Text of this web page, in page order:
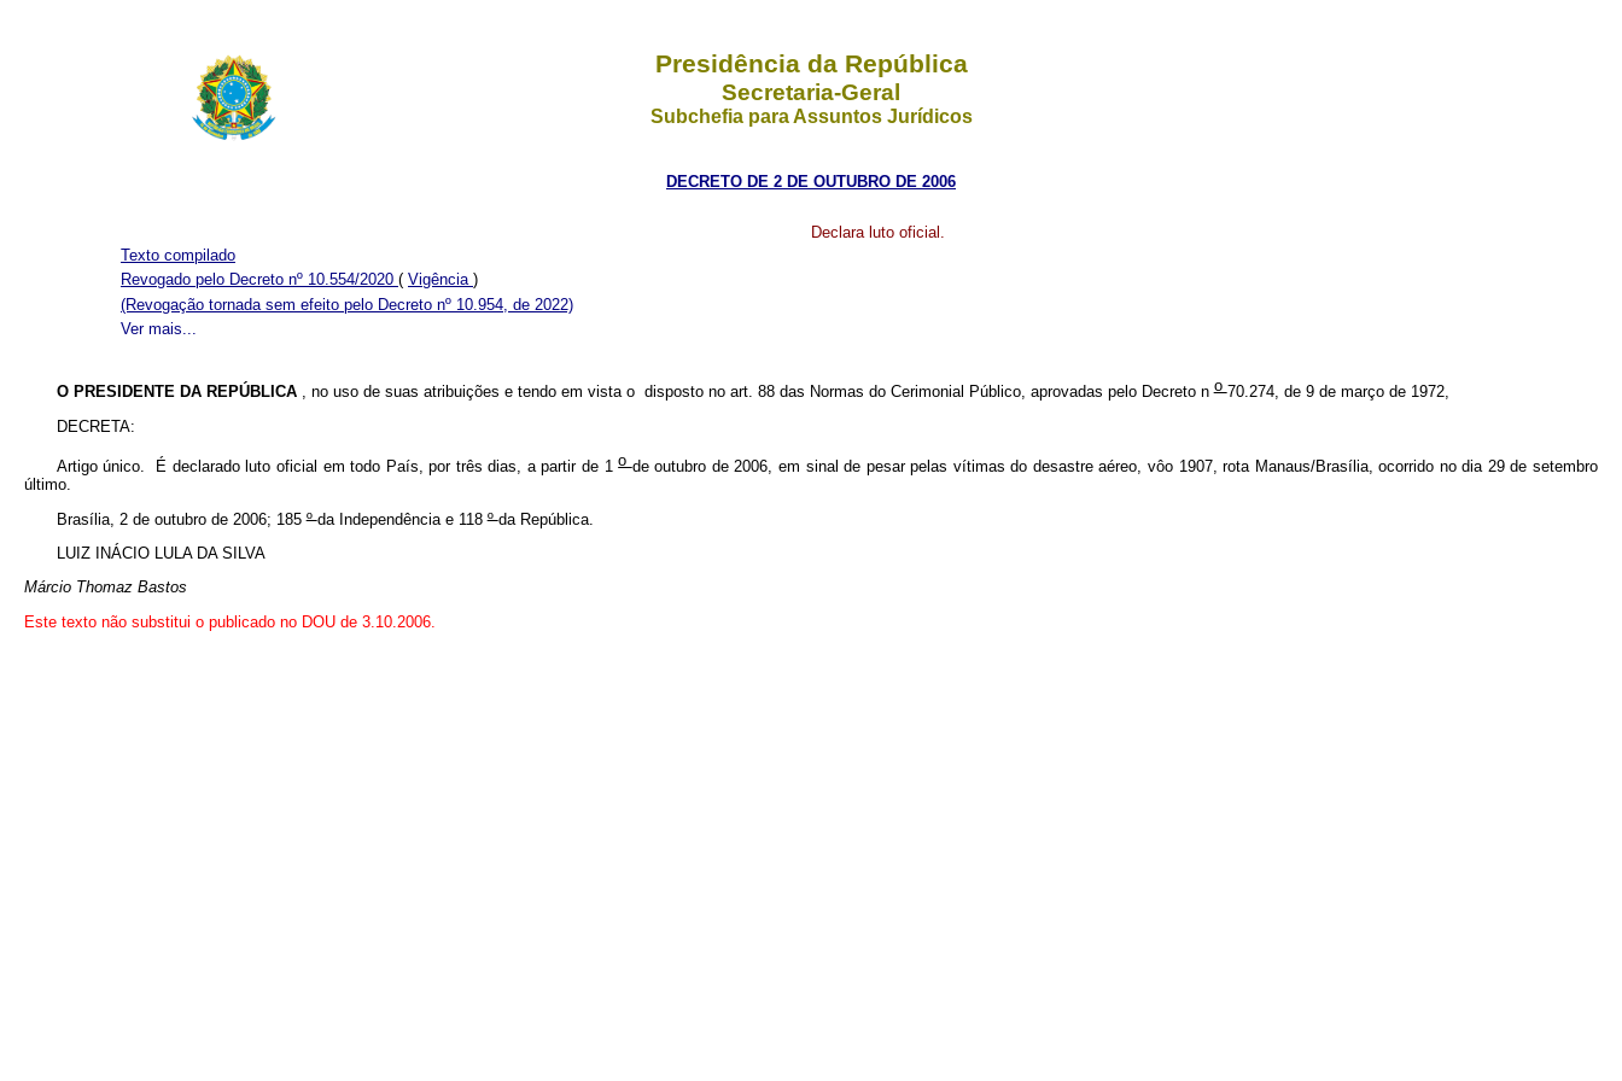
Presidência da República
Secretaria-Geral
Subchefia para Assuntos Jurídicos
DECRETO DE 2 DE OUTUBRO DE 2006
Declara luto oficial.
Ver mais...
Texto compilado
Revogado pelo Decreto nº 10.554/2020 ( Vigência )
(Revogação tornada sem efeito pelo Decreto nº 10.954, de 2022)
O PRESIDENTE DA REPÚBLICA , no uso de suas atribuições e tendo em vista o disposto no art. 88 das Normas do Cerimonial Público, aprovadas pelo Decreto no 70.274, de 9 de março de 1972,
DECRETA:
Artigo único. É declarado luto oficial em todo País, por três dias, a partir de 1o de outubro de 2006, em sinal de pesar pelas vítimas do desastre aéreo, vôo 1907, rota Manaus/Brasília,ocorrido no dia 29 de setembro
último.
Brasília, 2 de outubro de 2006; 185ºda Independência e 118ºda República.
LUIZ INÁCIO LULA DA SILVA
Márcio Thomaz Bastos
Este texto não substitui o publicado no DOU de 3.10.2006.